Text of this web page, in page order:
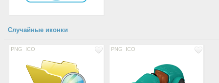
Случайные иконки
PNG ICO PNG ICO